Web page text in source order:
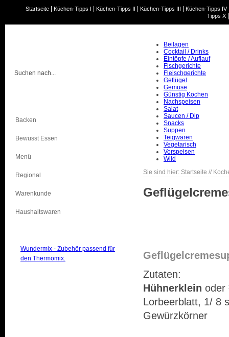
Startseite Küchen-Tipps I Küchen-Tipps II Küchen-Tipps III Küchen-Tipps IV
Tipps X
Backen
Bewusst Essen
Menü
Regional
Warenkunde
Haushaltswaren
Wundermix - Zubehör passend für
den Thermomix.
Beilagen
Cocktail / Drinks
Eintöpfe / Auflauf
Fischgerichte
Fleischgerichte
Geflügel
Gemüse
Günstig Kochen
Nachspeisen
Salat
Saucen / Dip
Snacks
Suppen
Teigwaren
Vegetarisch
Vorspeisen
Wild
Sie sind hier: Startseite //
Zutaten:
Hühnerklein oder
Lorbeerblatt, 1/ 8
Gewürzkörner